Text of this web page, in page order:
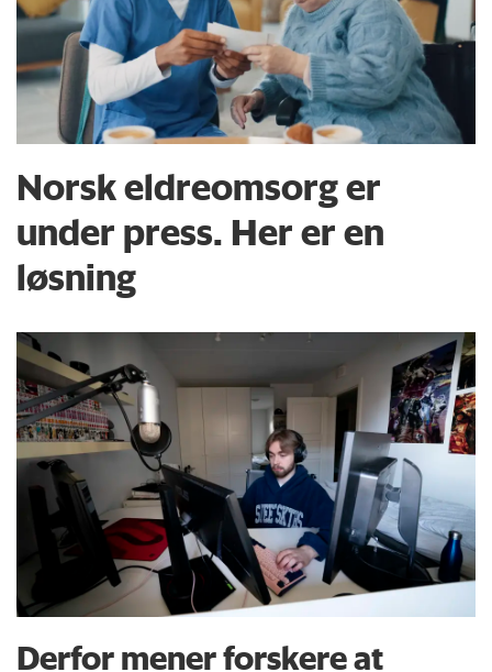
Norsk eldreomsorg er
under press. Her er en
løsning
Derfor mener forskere at